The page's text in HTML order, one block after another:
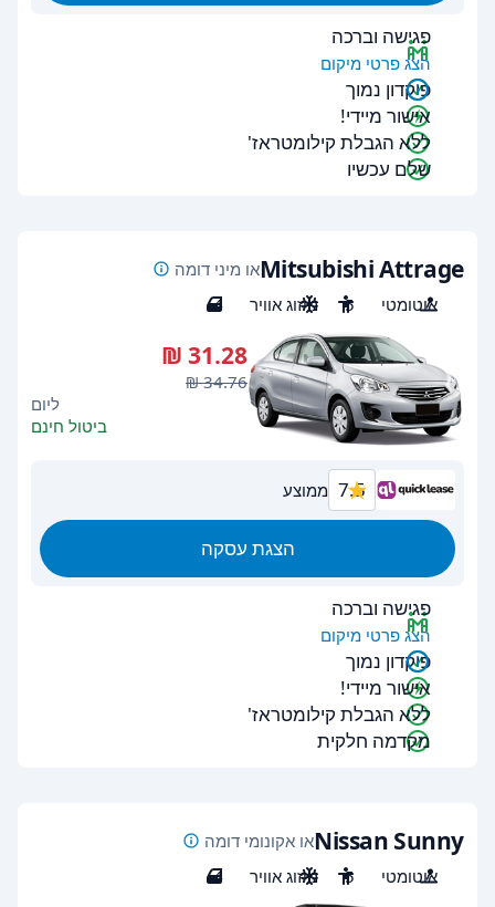
פגישה וברכה
הצג פרטי מיקום
פיקדון נמוך
אישור מיידי!
ללא הגבלת קילומטראז'
שלם עכשיו
Mitsubishi Attrageאו מיני דומה
אוטומטי
5 מיזוג אוויר 4
ליום
ביטול חינם
7.5 ממוצע
הצגת עסקה
פגישה וברכה
הצג פרטי מיקום
פיקדון נמוך
אישור מיידי!
ללא הגבלת קילומטראז'
מקדמה חלקית
Nissan Sunnyאו אקונומי דומה
אוטומטי
5 מיזוג אוויר 4